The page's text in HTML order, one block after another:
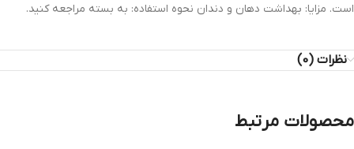
است. مزایا: بهداشت دهان و دندان نحوه استفاده: به بسته مراجعه کنید.
نظرات (0)
محصولات مرتبط